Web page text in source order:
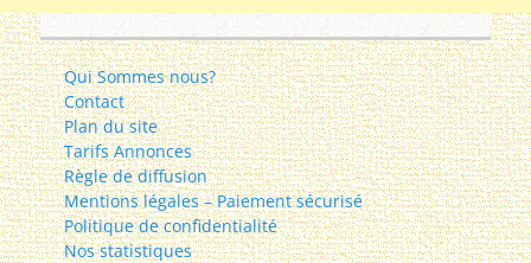
Qui Sommes nous?
Contact
Plan du site
Tarifs Annonces
Règle de diffusion
Mentions légales – Paiement sécurisé
Politique de confidentialité
Nos statistiques